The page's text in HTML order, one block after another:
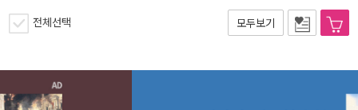
전체선택 모두보기